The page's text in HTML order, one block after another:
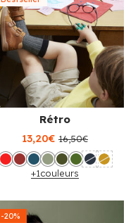
Rétro
13,20€ 16,50€
+1couleurs
-20%